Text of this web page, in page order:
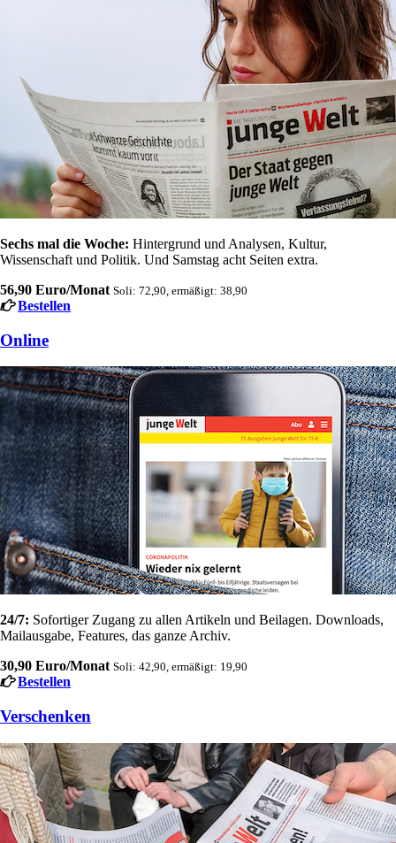
Sechs mal die Woche: Hintergrund und Analysen, Kultur,
Wissenschaft und Politik. Und Samstag acht Seiten extra.
56,90 Euro/Monat Soli: 72,90, ermäßigt: 38,90
Bestellen
Online
24/7: Sofortiger Zugang zu allen Artikeln und Beilagen. Downloads,
Mailausgabe, Features, das ganze Archiv.
30,90 Euro/Monat Soli: 42,90, ermäßigt: 19,90
Bestellen
Verschenken